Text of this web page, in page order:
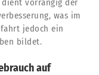
dient vorrangig der
was im
jedoch ein
bildet.
auf